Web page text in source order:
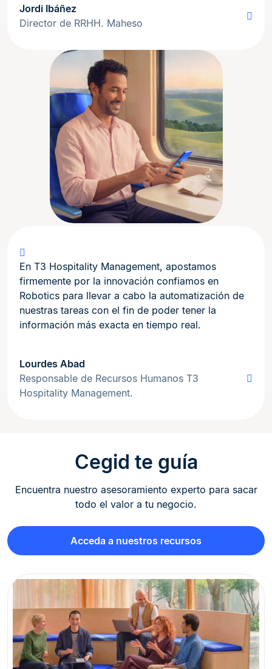
Jordi Ibáñez
Director de RRHH. Maheso
En T3 Hospitality Management, apostamos
firmemente por la innovación confiamos en
Robotics para llevar a cabo la automatización de
nuestras tareas con el fin de poder tener la
información más exacta en tiempo real.
Lourdes Abad
Responsable de Recursos Humanos T3
Hospitality Management.
Cegid te guía
Encuentra nuestro asesoramiento experto para sacar
todo el valor a tu negocio.
Acceda a nuestros recursos